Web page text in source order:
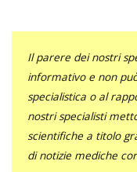
Il parere dei nostri
informativo e non
specialistica o al
nostri specialisti
scientifiche a titolo
di notizie mediche